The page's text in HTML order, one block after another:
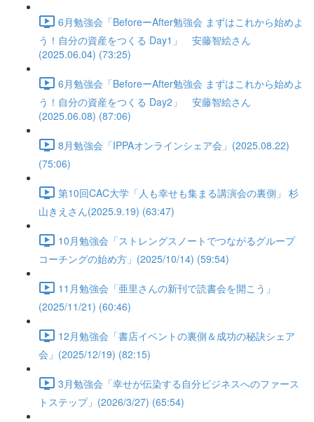
6月勉強会「BeforeーAfter勉強会 まずはこれから始めよ
う！自分の資産をつくる Day1」 安藤智絵さん
(2025.06.04) (73:25)
6月勉強会「BeforeーAfter勉強会 まずはこれから始めよ
う！自分の資産をつくる Day2」 安藤智絵さん
(2025.06.08) (87:06)
8月勉強会「IPPAオンラインシェア会」(2025.08.22)
(75:06)
第10回CAC大学「人も幸せも集まる講演会の裏側」 杉
山きえさん(2025.9.19) (63:47)
10月勉強会「ストレングスノートでつながるグループ
コーチングの始め方」(2025/10/14) (59:54)
11月勉強会「亜里さんの新刊で読書会を開こう」
(2025/11/21) (60:46)
12月勉強会「書店イベントの裏側＆成功の秘訣シェア
会」(2025/12/19) (82:15)
3月勉強会「幸せが伝染する自分ビジネスへのファース
トステップ」(2026/3/27) (65:54)